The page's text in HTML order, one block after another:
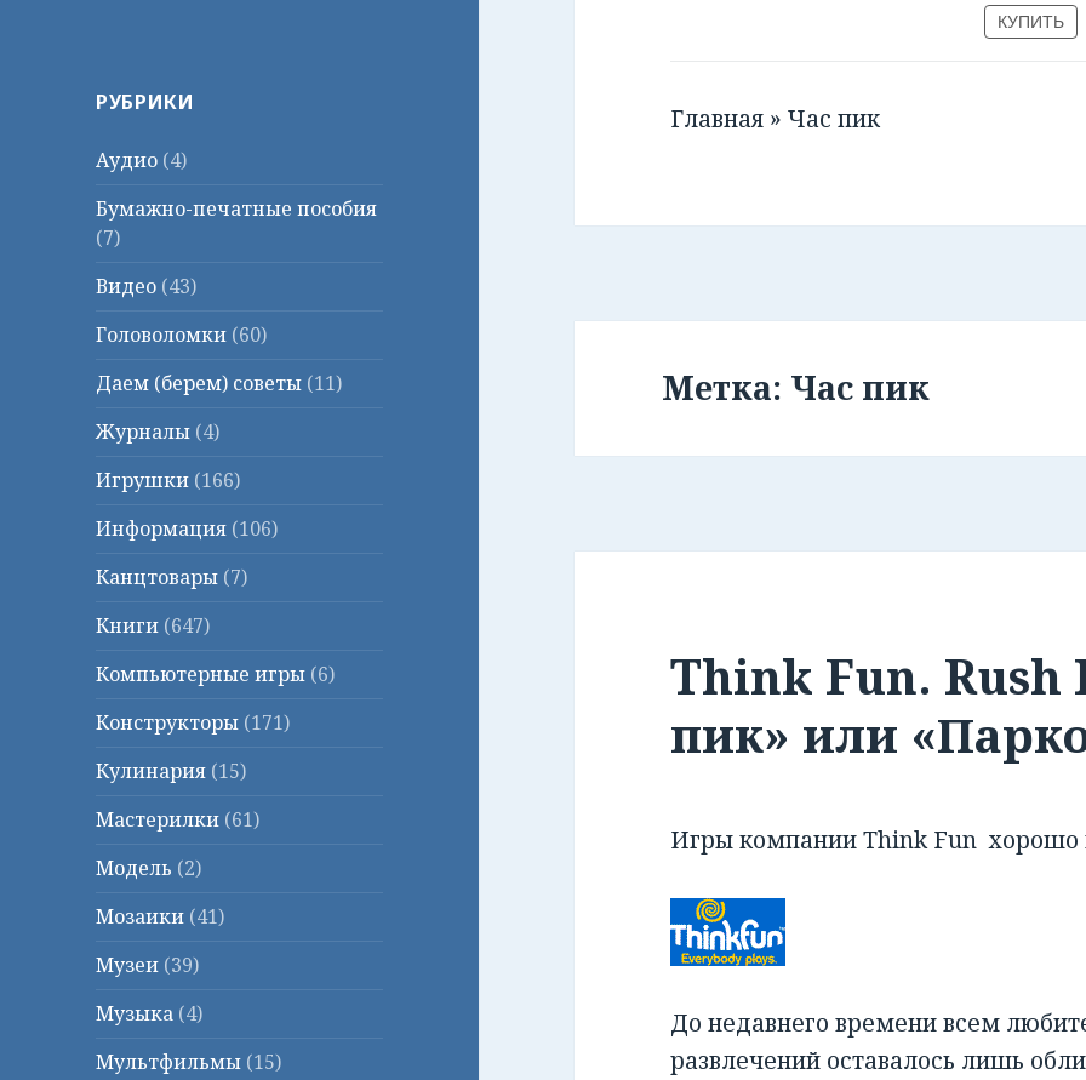
РУБРИКИ
Аудио (4)
Бумажно-печатные пособия
(7)
Видео (43)
Головоломки (60)
Даем (берем) советы (11)
Журналы (4)
Игрушки (166)
Информация (106)
Канцтовары (7)
Книги (647)
Компьютерные игры (6)
Конструкторы (171)
Кулинария (15)
Мастерилки (61)
Модель (2)
Мозаики (41)
Музеи (39)
Музыка (4)
Мультфильмы (15)
КУПИТЬ
Главная »Час пик
Метка: Час пик
Think Fun. Rush
пик» или
Игры компании Think Fun хорошо
До недавнего времени всем
развлечений оставалось лишь